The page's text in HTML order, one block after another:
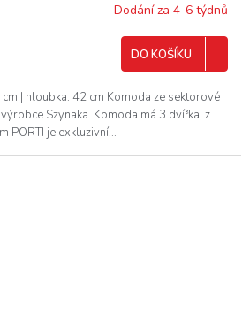
R
A
Dodání za 4-6 týdnů
DO KOŠÍKU
| hloubka: 42 cm Komoda ze sektorové
Szynaka. Komoda má 3 dvířka, z
PORTI je exkluzivní...